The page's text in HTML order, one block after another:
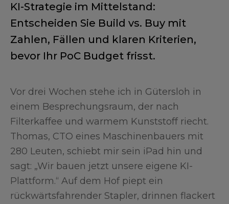
KI-Strategie im Mittelstand:
Entscheiden Sie Build vs. Buy mit
Zahlen, Fällen und klaren Kriterien,
bevor Ihr PoC Budget frisst.
Vor drei Wochen stehe ich in Gütersloh in
einem Besprechungsraum, der nach
Filterkaffee und warmem Kunststoff riecht.
Thomas, CTO eines Maschinenbauers mit
280 Leuten, schiebt mir sein iPad hin und
sagt: „Wir bauen jetzt unsere eigene KI-
Plattform.“ Auf dem Hof piept ein
rückwärtsfahrender Stapler, drinnen flackert